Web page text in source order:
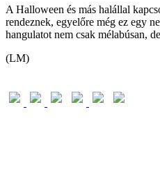
A Halloween és más halállal
rendeznek, egyelőre még ez egy
hangulatot nem csak mélabúsan,
(LM)